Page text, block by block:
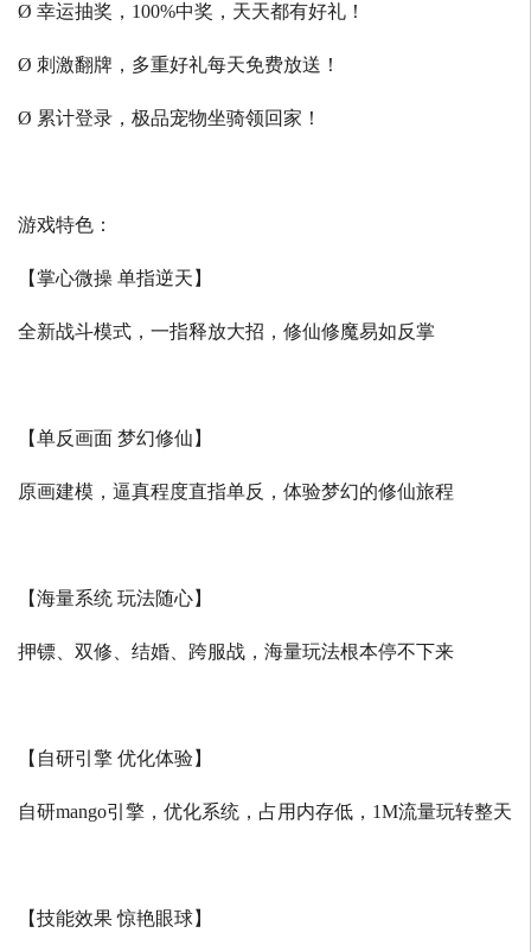
Ø 幸运抽奖，100%中奖，天天都有好礼！
Ø 刺激翻牌，多重好礼每天免费放送！
Ø 累计登录，极品宠物坐骑领回家！
游戏特色：
【掌心微操 单指逆天】
全新战斗模式，一指释放大招，修仙修魔易如反掌
【单反画面 梦幻修仙】
原画建模，逼真程度直指单反，体验梦幻的修仙旅程
【海量系统 玩法随心】
押镖、双修、结婚、跨服战，海量玩法根本停不下来
【自研引擎 优化体验】
自研mango引擎，优化系统，占用内存低， 1M流量玩转整天
【技能效果 惊艳眼球】